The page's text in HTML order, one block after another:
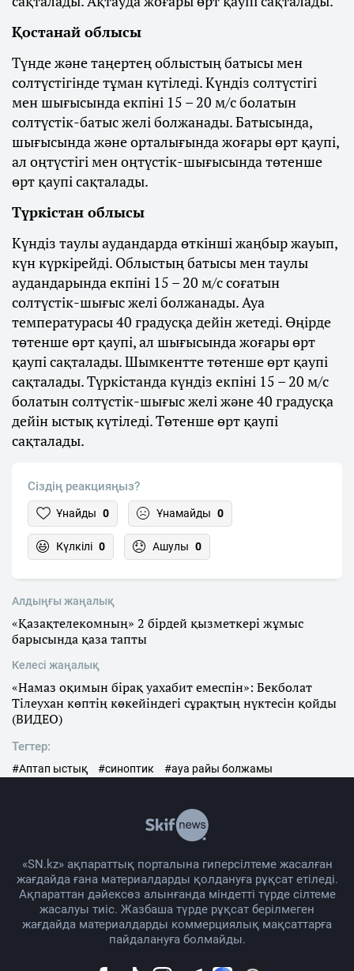
Қостанай облысы
Түнде және таңертең облыстың батысы мен
солтүстігінде тұман күтіледі. Күндіз солтүстігі
мен шығысында екпіні 15 – 20 м/с болатын
солтүстік-батыс желі болжанады. Батысында,
шығысында және орталығында жоғары өрт қаупі,
ал оңтүстігі мен оңтүстік-шығысында төтенше
өрт қаупі сақталады.
Түркістан облысы
Күндіз таулы аудандарда өткінші жаңбыр жауып,
күн күркірейді. Облыстың батысы мен таулы
аудандарында екпіні 15 – 20 м/с соғатын
солтүстік-шығыс желі болжанады. Ауа
температурасы 40 градусқа дейін жетеді. Өңірде
төтенше өрт қаупі, ал шығысында жоғары өрт
қаупі сақталады. Шымкентте төтенше өрт қаупі
сақталады. Түркістанда күндіз екпіні 15 – 20 м/с
болатын солтүстік-шығыс желі және 40 градусқа
дейін ыстық күтіледі. Төтенше өрт қаупі
сақталады.
Сіздің реакцияңыз?
Ұнайды 0 Ұнамайды 0
Күлкілі 0 Ашулы 0
Алдыңғы жаңалық
«Қазақтелекомның» 2 бірдей қызметкері жұмыс
барысында қаза тапты
Келесі жаңалық
«Намаз оқимын бірақ уахабит емеспін»: Бекболат
Тілеухан көптің көкейіндегі сұрақтың нүктесін қойды
(ВИДЕО)
Тегтер:
#Аптап ыстық #синоптик #ауа райы болжамы
«SN.kz» ақпараттық порталына гиперсілтеме жасалған
жағдайда ғана материалдарды қолдануға рұқсат етіледі.
Ақпараттан дәйексөз алынғанда міндетті түрде сілтеме
жасалуы тиіс. Жазбаша түрде рұқсат берілмеген
жағдайда материалдарды коммерциялық мақсаттарға
пайдалануға болмайды.